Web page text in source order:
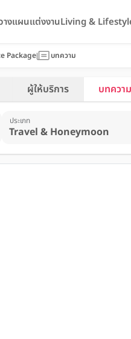
างแผนแต่งงานLiving &
Package บทความ
ผู้ให้บริการ บทควา
ประเภท